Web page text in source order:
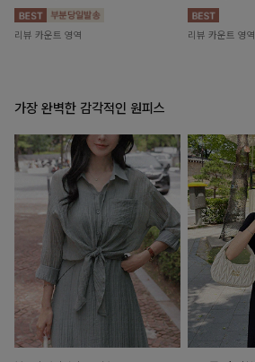
리뷰 카운트 영역 리뷰 카운트 영역
가장 완벽한 감각적인 원피스